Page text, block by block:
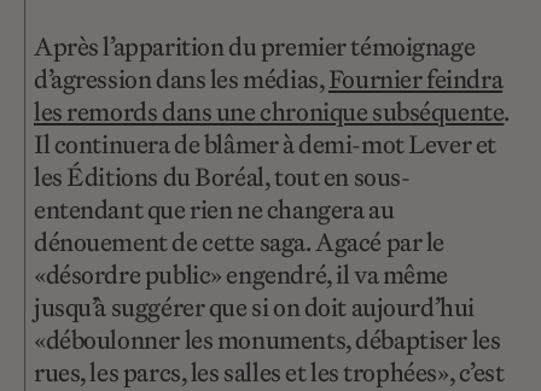
Après l’apparition du premier témoignage
d’agression dans les médias,Fournier feindra
les remords dans une chronique subséquente.
Il continuera de blâmer à demi-mot Lever et
les Éditions du Boréal, tout en sous-
entendant que rien ne changera au
dénouement de cette saga. Agacé par le
«désordre public» engendré, il va même
jusqu’à suggérer que si on doit aujourd’hui
«déboulonner les monuments, débaptiser les
rues, les parcs, les salles et les trophées», c’est